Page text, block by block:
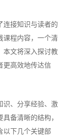
连接知识与读者的
课程内容，一个清
本文将深入探讨教
更高效地传达信
识、分享经验、激
备清晰的结构，
以下几个关键部